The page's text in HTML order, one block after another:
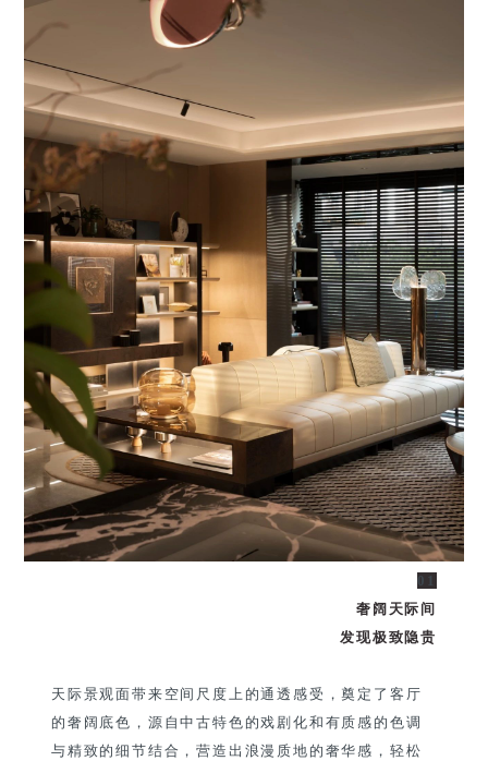
01
奢阔天际间
发现极致隐贵
天际景观面带来空间尺度上的通透感受，奠定了客厅
的奢阔底色，源自中古特色的戏剧化和有质感的色调
与精致的细节结合，营造出浪漫质地的奢华感，轻松